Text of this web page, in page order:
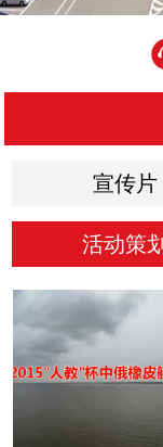
宣传片
活动策划